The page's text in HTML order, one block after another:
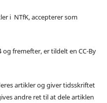
i NTfK, accepterer som
fremefter, er tildelt en CC-By
artikler og giver tidsskriftet
andre ret til at dele artiklen